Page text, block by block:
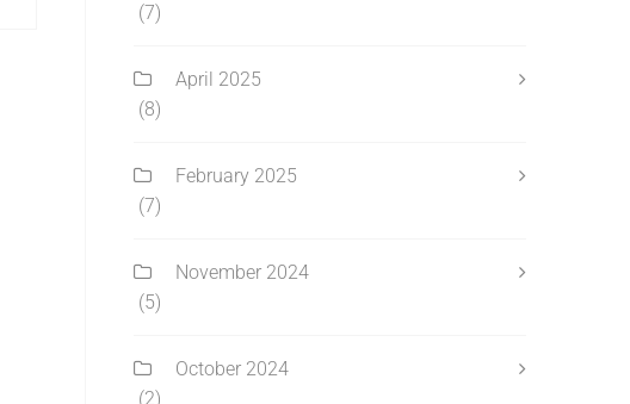
(7)
April 2025
(8)
February 2025
(7)
November 2024
(5)
October 2024
(2)